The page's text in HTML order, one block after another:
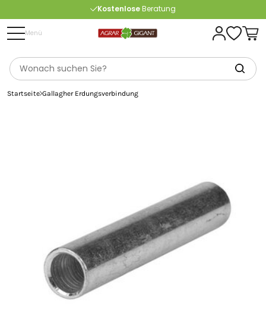
KostenloseBeratung
ab 175 € (in DE) – außer Sperrgut
Menü
Startseite Gallagher Erdungsverbindung